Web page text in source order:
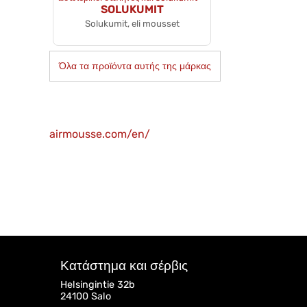
SOLUKUMIT
Solukumit, eli mousset
Όλα τα προϊόντα αυτής της μάρκας
airmousse.com/en/
Κατάστημα και σέρβις
Helsingintie 32b
24100 Salo